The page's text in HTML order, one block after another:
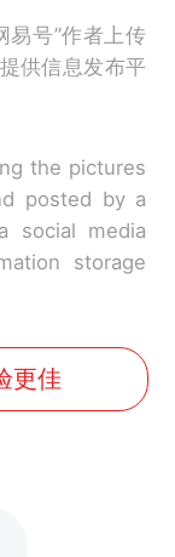
易号”作者上传
供信息发布平
the pictures
posted by a
social media
storage
更佳